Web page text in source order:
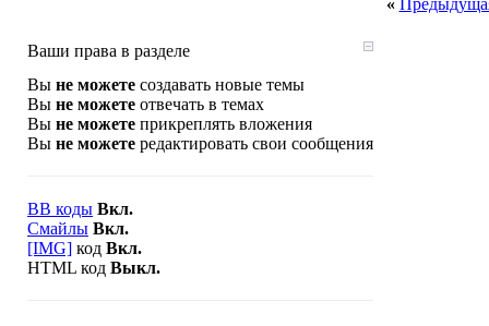
«
Ваши права в разделе
Вы не можете создавать новые темы
Вы не можете отвечать в темах
Вы не можете прикреплять вложения
Вы не можете редактировать свои сообщения
BB коды Вкл.
Смайлы Вкл.
[IMG] код Вкл.
HTML код Выкл.